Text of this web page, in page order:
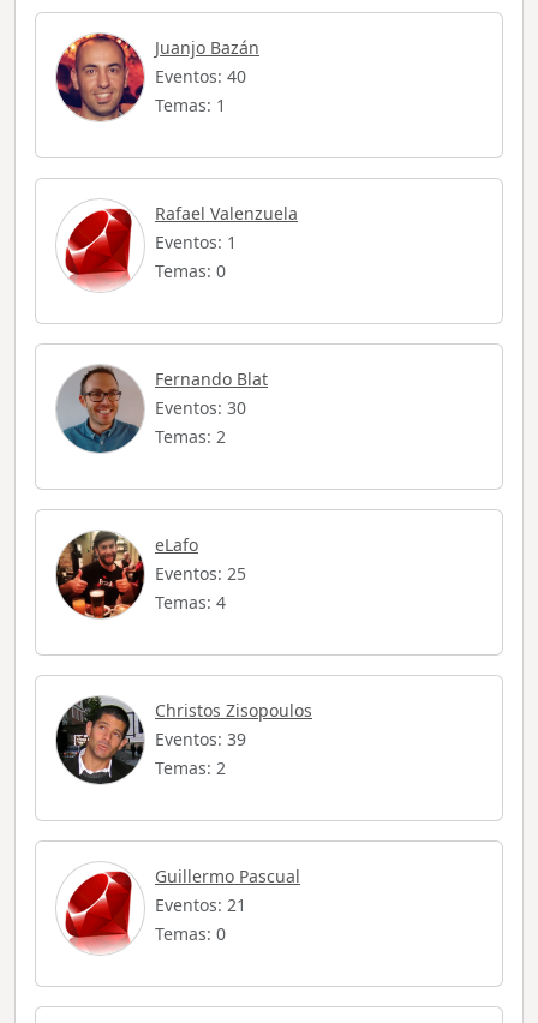
Juanjo Bazán
Eventos: 40
Temas: 1
Rafael Valenzuela
Eventos: 1
Temas: 0
Fernando Blat
Eventos: 30
Temas: 2
eLafo
Eventos: 25
Temas: 4
Christos Zisopoulos
Eventos: 39
Temas: 2
Guillermo Pascual
Eventos: 21
Temas: 0